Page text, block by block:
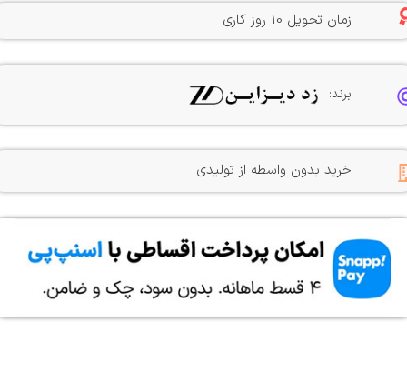
زمان تحویل 10 روز کاری
برند:
خرید بدون واسطه از تولیدی